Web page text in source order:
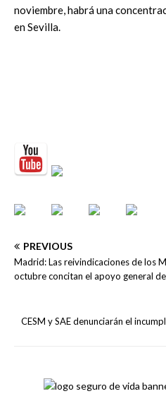
noviembre, habrá una
en Sevilla.
PREVIOUS
Madrid: Las reivindicaciones de los
octubre concitan el apoyo general
CESM y SAE denunciarán el